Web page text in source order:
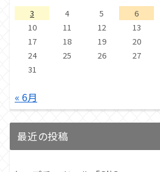
3
4 5 6
10
11 12 13
17
18 19 20
24
25 26 27
31
« 6月
最近の投稿